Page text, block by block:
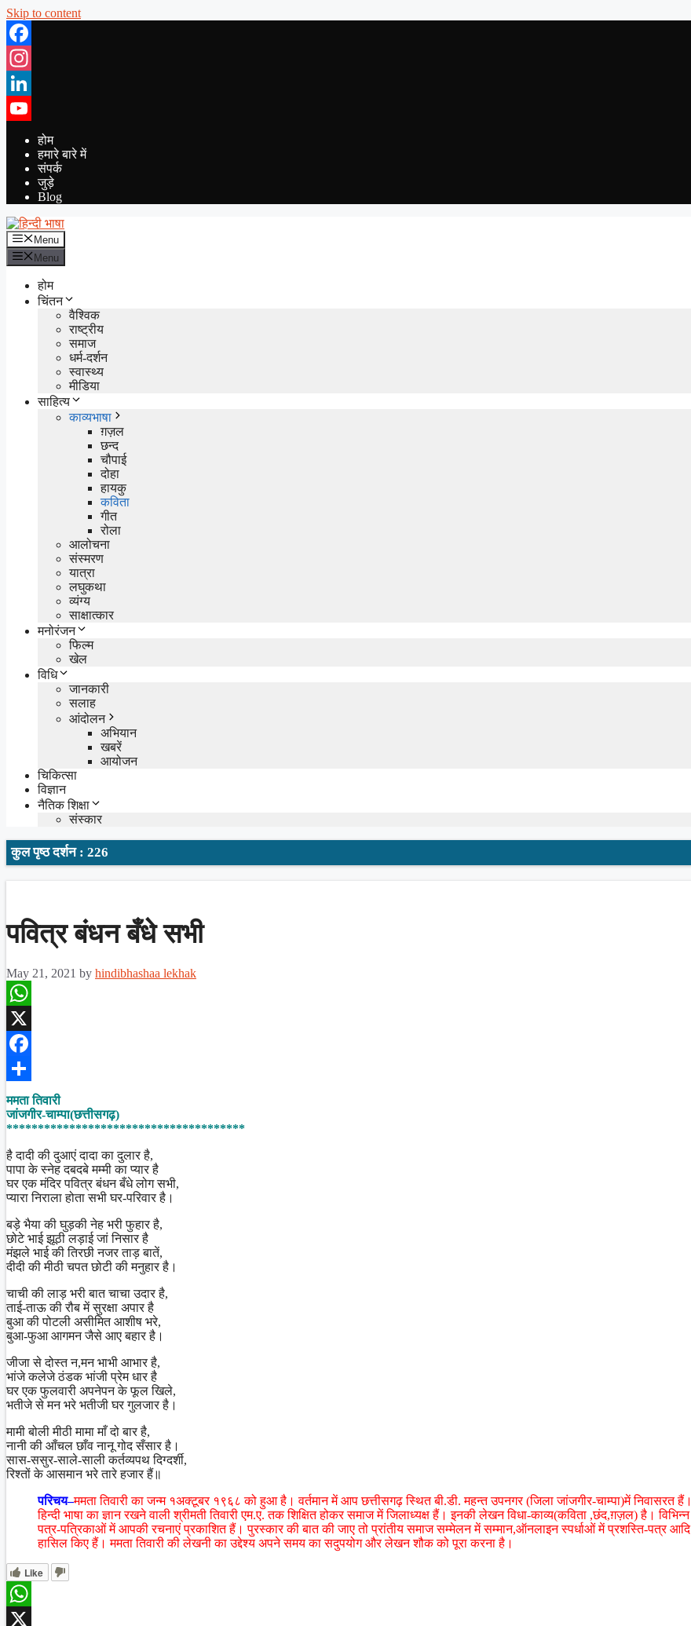
Skip to content
Facebook
Instagram
LinkedIn
YouTube
होम
हमारे बारे में
संपर्क
जुड़े
Blog
Menu
Menu
होम
चिंतन
वैश्विक
राष्ट्रीय
समाज
धर्म-दर्शन
स्वास्थ्य
मीडिया
साहित्य
काव्यभाषा
ग़ज़ल
छन्द
चौपाई
दोहा
हायकु
कविता
गीत
रोला
आलोचना
संस्मरण
यात्रा
लघुकथा
व्यंग्य
साक्षात्कार
मनोरंजन
फिल्म
खेल
विधि
जानकारी
सलाह
आंदोलन
अभियान
खबरें
आयोजन
चिकित्सा
विज्ञान
नैतिक शिक्षा
संस्कार
कुल पृष्ठ दर्शन : 226
पवित्र बंधन बँधे सभी
May 21, 2021 by hindibhashaa lekhak
WhatsApp
X
Facebook
Share
ममता तिवारी
जांजगीर-चाम्पा(छत्तीसगढ़)
**************************************
है दादी की दुआएं दादा का दुलार है,
पापा के स्नेह दबदबे मम्मी का प्यार है
घर एक मंदिर पवित्र बंधन बँधे लोग सभी,
प्यारा निराला होता सभी घर-परिवार है।
बड़े भैया की घुड़की नेह भरी फुहार है,
छोटे भाई झूठी लड़ाई जां निसार है
मंझले भाई की तिरछी नजर ताड़ बातें,
दीदी की मीठी चपत छोटी की मनुहार है।
चाची की लाड़ भरी बात चाचा उदार है,
ताई-ताऊ की रौब में सुरक्षा अपार है
बुआ की पोटली असीमित आशीष भरे,
बुआ-फुआ आगमन जैसे आए बहार है।
जीजा से दोस्त न,मन भाभी आभार है,
भांजे कलेजे ठंडक भांजी प्रेम धार है
घर एक फुलवारी अपनेपन के फूल खिले,
भतीजे से मन भरे भतीजी घर गुलजार है।
मामी बोली मीठी मामा माँ दो बार है,
नानी की आँचल छाँव नानू गोद सँसार है।
सास-ससुर-साले-साली कर्तव्यपथ दिग्दर्शी,
रिश्तों के आसमान भरे तारे हजार हैं॥
परिचय–ममता तिवारी का जन्म १अक्टूबर १९६८ को हुआ है। वर्तमान में आप छत्तीसगढ़ स्थित बी.डी. महन्त उपनगर (जिला जांजगीर-चाम्पा)में निवासरत हैं।
हिन्दी भाषा का ज्ञान रखने वाली श्रीमती तिवारी एम.ए. तक शिक्षित होकर समाज में जिलाध्यक्ष हैं। इनकी लेखन विधा-काव्य(कविता ,छंद,ग़ज़ल) है। विभिन्न
पत्र-पत्रिकाओं में आपकी रचनाएं प्रकाशित हैं। पुरस्कार की बात की जाए तो प्रांतीय समाज सम्मेलन में सम्मान,ऑनलाइन स्पर्धाओं में प्रशस्ति-पत्र आदि
हासिल किए हैं। ममता तिवारी की लेखनी का उद्देश्य अपने समय का सदुपयोग और लेखन शौक को पूरा करना है।
Like
WhatsApp